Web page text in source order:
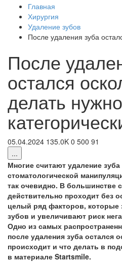
Главная
Хирургия
Удаление зубов
После удаления зуба
После
остался
делать
05.04.2024 135.0K 0 500 91
...
Многие считают удаление
стоматологической
так очевидно. В большинстве
действительно проходит без
целый ряд факторов, которые
зубов и увеличивают риск
Одно из самых
после удаления зуба остался
происходит и что делать в
в материале Startsmile.